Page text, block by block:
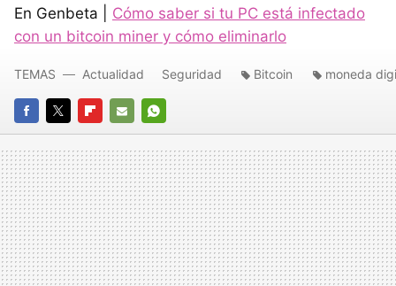
En Genbeta | Cómo saber si tu PC está infectado
con un bitcoin miner y cómo eliminarlo
FACEBOOK
TWITTERFLIPBOARD
E-
MAIL
WHATSAPP
TEMAS Actualidad Seguridad Bitcoin moneda